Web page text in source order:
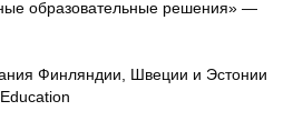
образовательные решения» —
Финляндии, Швеции и Эстонии